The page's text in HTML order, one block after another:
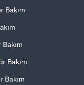
Bakım
Bakım
Bakım
Bakım